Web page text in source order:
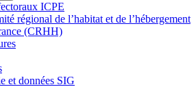
ICPE
régional de l’habitat et de l’hébergement
(CRHH)
et données SIG